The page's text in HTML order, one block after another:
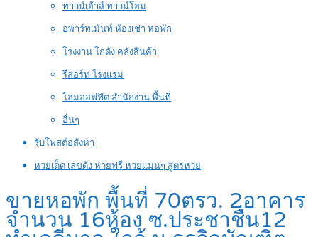
ทาวน์เฮ้าส์ ทาวน์โฮม
อพาร์ทเม้นท์ ห้องเช่า หอพัก
โรงงาน โกดัง คลังสินค้า
รีสอร์ท โรงแรม
โฮมออฟฟิต สำนักงาน พื้นที่
อื่นๆ
รับโพสต์อสังหา
หวยเด็ด เลขดัง หวยฟรี หวยแม่นๆ สูตรหวย
ขายหอพัก พื้นที่ 70ตรว. 2อาคาร
จำนวน 16ห้อง ซ.ประชาชื่น12